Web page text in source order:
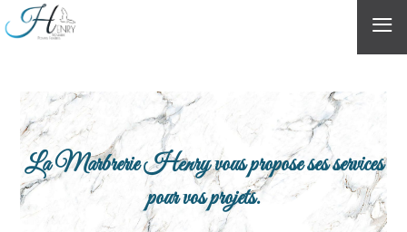
≡
La Marbrerie Henry vous propose ses services
pour vos projets.